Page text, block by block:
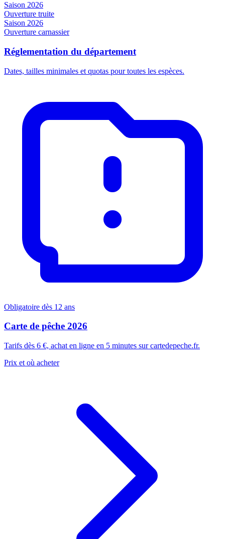
Saison 2026
Ouverture truite
Saison 2026
Ouverture carnassier
Réglementation du département
Dates, tailles minimales et quotas pour toutes les espèces.
Obligatoire dès 12 ans
Carte de pêche 2026
Tarifs dès 6 €, achat en ligne en 5 minutes sur cartedepeche.fr.
Prix et où acheter